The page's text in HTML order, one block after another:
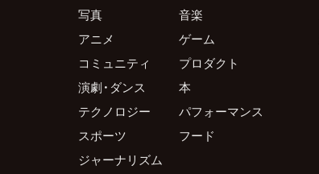
写真
音楽
アニメ
ゲーム
コミュニティ
プロダクト
演劇・ダンス
本
テクノロジー
パフォーマンス
スポーツ
フード
ジャーナリズム